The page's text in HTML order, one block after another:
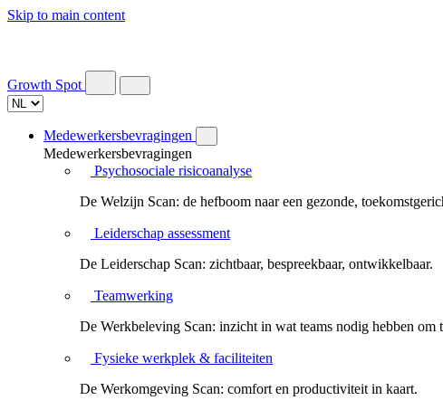
Skip to main content
Growth Spot
Medewerkersbevragingen
Medewerkersbevragingen
Psychosociale risicoanalyse
De Welzijn Scan: de hefboom naar een gezonde,
Leiderschap assessment
De Leiderschap Scan: zichtbaar, bespreekbaar, ontwikkelbaar.
Teamwerking
De Werkbeleving Scan: inzicht in wat teams nodig hebben om
Fysieke werkplek & faciliteiten
De Werkomgeving Scan: comfort en productiviteit in kaart.